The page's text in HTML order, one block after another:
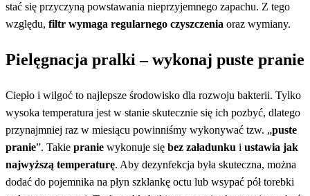
stać się przyczyną powstawania nieprzyjemnego zapachu. Z tego
względu, filtr wymaga regularnego czyszczenia oraz wymiany.
Pielęgnacja pralki –wykonaj puste pranie
Ciepło i wilgoć to najlepsze środowisko dla rozwoju bakterii. Tylko
wysoka temperatura jest w stanie skutecznie się ich pozbyć, dlatego
przynajmniej raz w miesiącu powinniśmy wykonywać tzw. „puste
pranie”. Takie pranie wykonuje się bez załadunku i ustawia jak
najwyższą temperaturę. Aby dezynfekcja była skuteczna, można
dodać do pojemnika na płyn szklankę octu lub wsypać pół torebki